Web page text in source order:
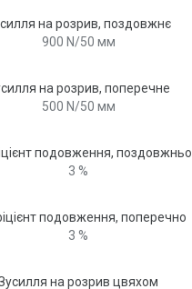
на розрив, поздовжнє
900 N/50 мм
на розрив, поперечне
500 N/50 мм
подовження, поздовжньо
3 %
подовження, поперечно
3 %
на розрив цвяхом